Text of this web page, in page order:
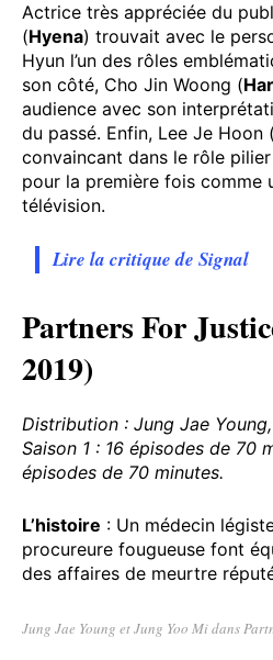
Actrice très appréciée du
(Hyena) trouvait avec le
Hyun l’un des rôles
son côté, Cho Jin Woong (
audience avec son
du passé. Enfin, Lee Je Hoon (
convaincant dans le rôle
pour la première fois comme
télévision.
Lire la critique de Signal
Partners For
2019)
Distribution : Jung Jae
Saison 1 : 16 épisodes de 70
épisodes de 70 minutes.
L’histoire : Un médecin
procureure fougueuse font
des affaires de meurtre
Jung Jae Young et Jung Yoo Mi dans